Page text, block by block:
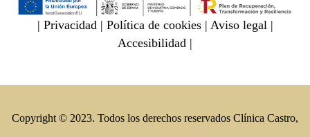
| Privacidad | Política de cookies| Aviso legal|
Accesibilidad |
Copyright © 2023. Todos los derechos reservados Clínica Castro,